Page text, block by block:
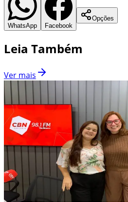
WhatsApp Facebook
Opções
Leia Também
Ver mais